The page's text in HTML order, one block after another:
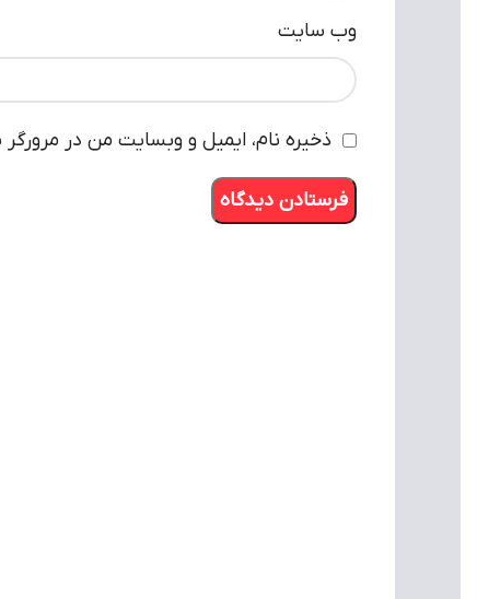
وب‌ سایت
ذخیره نام، ایمیل و وبسایت من در